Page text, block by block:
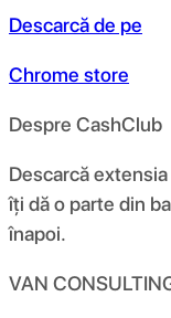
Descarcă de pe
Chrome store
Despre CashClub
Descarcă
îți dă o parte din
înapoi.
VAN